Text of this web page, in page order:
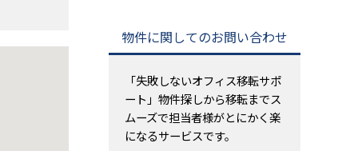
物件に関してのお問い合わせ
「失敗しないオフィス移転サポ
ート」物件探しから移転までス
ムーズで担当者様がとにかく楽
になるサービスです。